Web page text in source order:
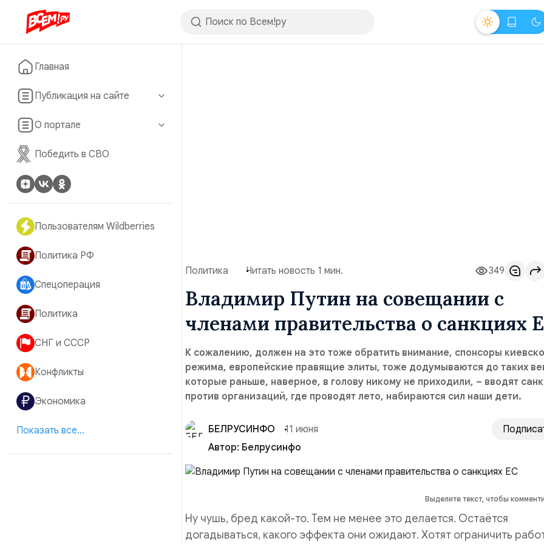
Главная
Публикация на сайте
О портале
Победить в СВО
Пользователям Wildberries
Политика РФ
Спецоперация
Политика
СНГ и СССР
Конфликты
Экономика
Показать все...
Политика Читать новость 1 мин. 349
Владимир Путин на совещании с
членами правительства о санкциях
К сожалению, должен на это тоже обратить внимание, спонсоры
режима, европейские правящие элиты, тоже додумываются до таких
которые раньше, наверное, в голову никому не приходили, – вводят
против организаций, где проводят лето, набираются сил наши дети.
БЕЛРУСИНФО 11 июня
Автор: Белрусинфо
Выделите текст, чтобы
Ну чушь, бред какой-то. Тем не менее это делается. Остаётся
догадываться, какого эффекта они ожидают. Хотят ограничить